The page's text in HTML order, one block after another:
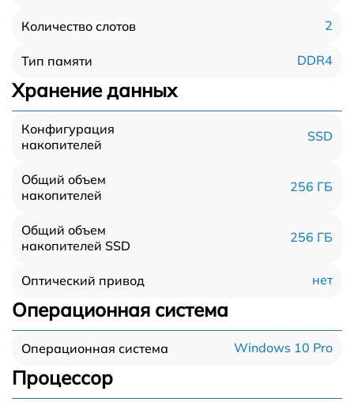
Количество слотов 2
Тип памяти DDR4
Хранение данных
Конфигурация
накопителей
SSD
Общий объем
накопителей
256 ГБ
Общий объем
накопителей SSD
256 ГБ
Оптический привод нет
Операционная система
Операционная система Windows 10 Pro
Процессор